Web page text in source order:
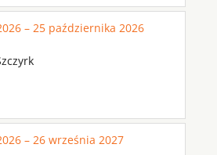
– 25 października 2026
– 26 września 2027